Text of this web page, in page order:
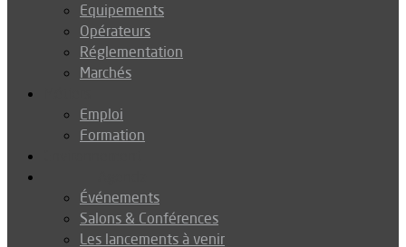
Equipements
Opérateurs
Réglementation
Marchés
Emploi
Formation
Événements
Salons & Conférences
Les lancements à venir